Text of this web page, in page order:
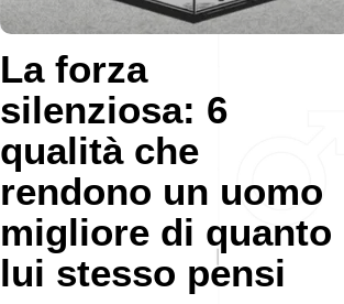
La forza
silenziosa: 6
qualità che
rendono un uomo
migliore di quanto
lui stesso pensi